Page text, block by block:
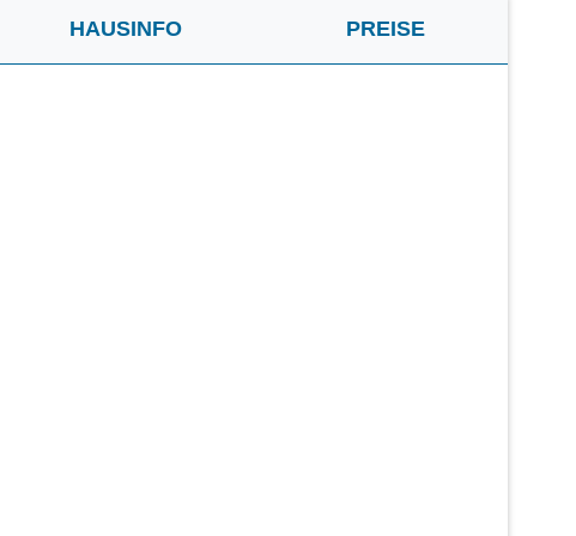
HAUSINFO PREISE